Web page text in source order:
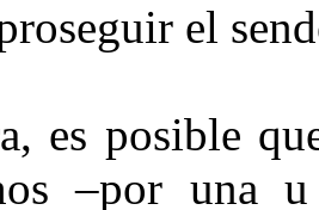
el
es posible
–por una